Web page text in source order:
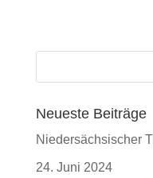
Neueste Beiträge
Niedersächsischer
24. Juni 2024